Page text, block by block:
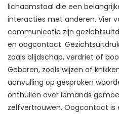
lichaamstaal die een
interacties met anderen. Vier
communicatie zijn
en oogcontact.
zoals blijdschap, verdriet of
Gebaren, zoals wijzen of
aanvulling op gesproken
onthullen over iemands
zelfvertrouwen. Oogcontact